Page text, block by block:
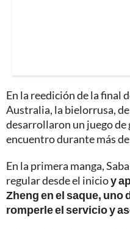
En la reedición de la final
Australia, la bielorrusa, de
desarrollaron un juego
encuentro durante más
En la primera manga,
regular desde el inicioy
Zheng en el saque, uno
romperle el servicio y